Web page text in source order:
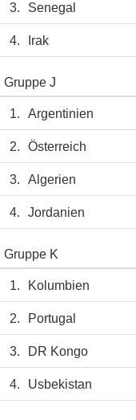
3. Senegal
4. Irak
Gruppe J
1. Argentinien
2. Österreich
3. Algerien
4. Jordanien
Gruppe K
1. Kolumbien
2. Portugal
3. DR Kongo
4. Usbekistan